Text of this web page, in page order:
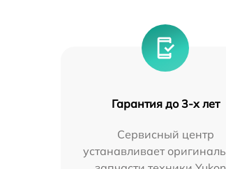
Гарантия до 3-х лет
Сервисный центр
устанавливает